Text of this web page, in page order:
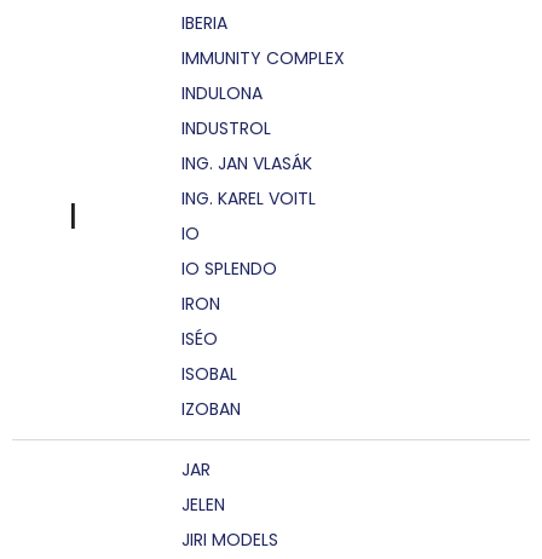
I
IBERIA
IMMUNITY COMPLEX
INDULONA
INDUSTROL
ING. JAN VLASÁK
ING. KAREL VOITL
IO
IO SPLENDO
IRON
ISÉO
ISOBAL
IZOBAN
JAR
JELEN
JIRI MODELS